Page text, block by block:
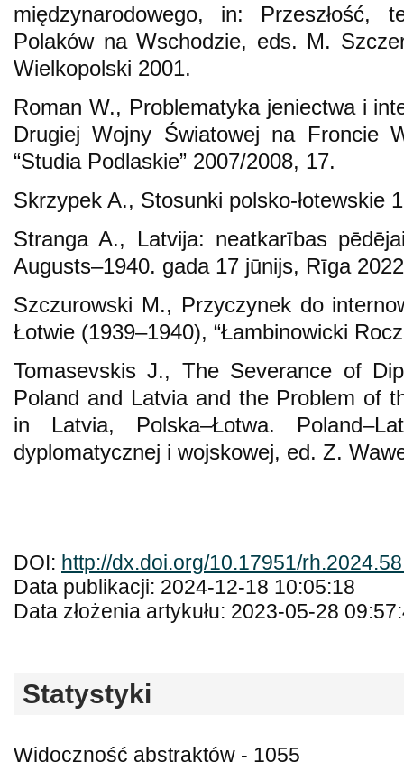
międzynarodowego, in: Przeszłość,
Polaków na Wschodzie, eds. M.
Wielkopolski 2001.
Roman W., Problematyka jeniectwa i
Drugiej Wojny Światowej na Froncie
“Studia Podlaskie” 2007/2008, 17.
Skrzypek A., Stosunki polsko-łotewskie
Stranga A., Latvija: neatkarības
Augusts–1940. gada 17 jūnijs, Rīga
Szczurowski M., Przyczynek do
Łotwie (1939–1940), “Łambinowicki
Tomasevskis J., The Severance of
Poland and Latvia and the Problem of
in Latvia, Polska–Łotwa.
dyplomatycznej i wojskowej, ed. Z.
DOI: http://dx.doi.org/10.17951/
Data publikacji: 2024-12-18 10:05:18
Data złożenia artykułu: 2023-05-28
Statystyki
Widoczność abstraktów - 1055